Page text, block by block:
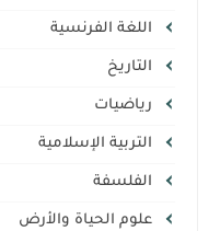
اللغة الفرنسية
التاريخ
رياضيات
التربية الإسلامية
الفلسفة
علوم الحياة والأرض